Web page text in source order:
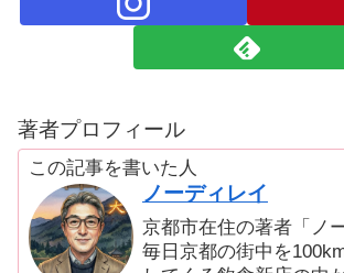
著者プロフィール
この記事を書いた人
ノーディレイ
京都市在住の著者「ノ
毎日京都の街中を